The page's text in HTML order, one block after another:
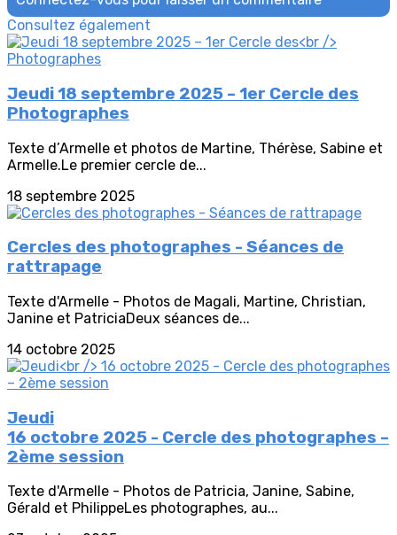
Consultez également
Jeudi 18 septembre 2025 – 1er Cercle des
Photographes
Texte d’Armelle et photos de Martine, Thérèse, Sabine et
Armelle.Le premier cercle de...
18 septembre 2025
Cercles des photographes - Séances de
rattrapage
Texte d'Armelle - Photos de Magali, Martine, Christian,
Janine et PatriciaDeux séances de...
14 octobre 2025
Jeudi
16 octobre 2025 - Cercle des photographes –
2ème session
Texte d'Armelle - Photos de Patricia, Janine, Sabine,
Gérald et PhilippeLes photographes, au...